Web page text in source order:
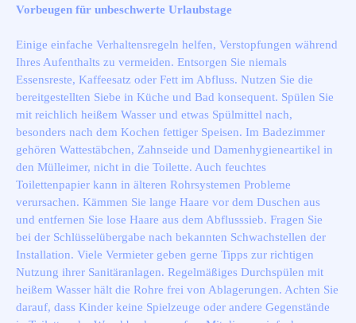
Vorbeugen für unbeschwerte Urlaubstage
Einige einfache Verhaltensregeln helfen, Verstopfungen während
Ihres Aufenthalts zu vermeiden. Entsorgen Sie niemals
Essensreste, Kaffeesatz oder Fett im Abfluss. Nutzen Sie die
bereitgestellten Siebe in Küche und Bad konsequent. Spülen Sie
mit reichlich heißem Wasser und etwas Spülmittel nach,
besonders nach dem Kochen fettiger Speisen. Im Badezimmer
gehören Wattestäbchen, Zahnseide und Damenhygieneartikel in
den Mülleimer, nicht in die Toilette. Auch feuchtes
Toilettenpapier kann in älteren Rohrsystemen Probleme
verursachen. Kämmen Sie lange Haare vor dem Duschen aus
und entfernen Sie lose Haare aus dem Abflusssieb. Fragen Sie
bei der Schlüsselübergabe nach bekannten Schwachstellen der
Installation. Viele Vermieter geben gerne Tipps zur richtigen
Nutzung ihrer Sanitäranlagen. Regelmäßiges Durchspülen mit
heißem Wasser hält die Rohre frei von Ablagerungen. Achten Sie
darauf, dass Kinder keine Spielzeuge oder andere Gegenstände